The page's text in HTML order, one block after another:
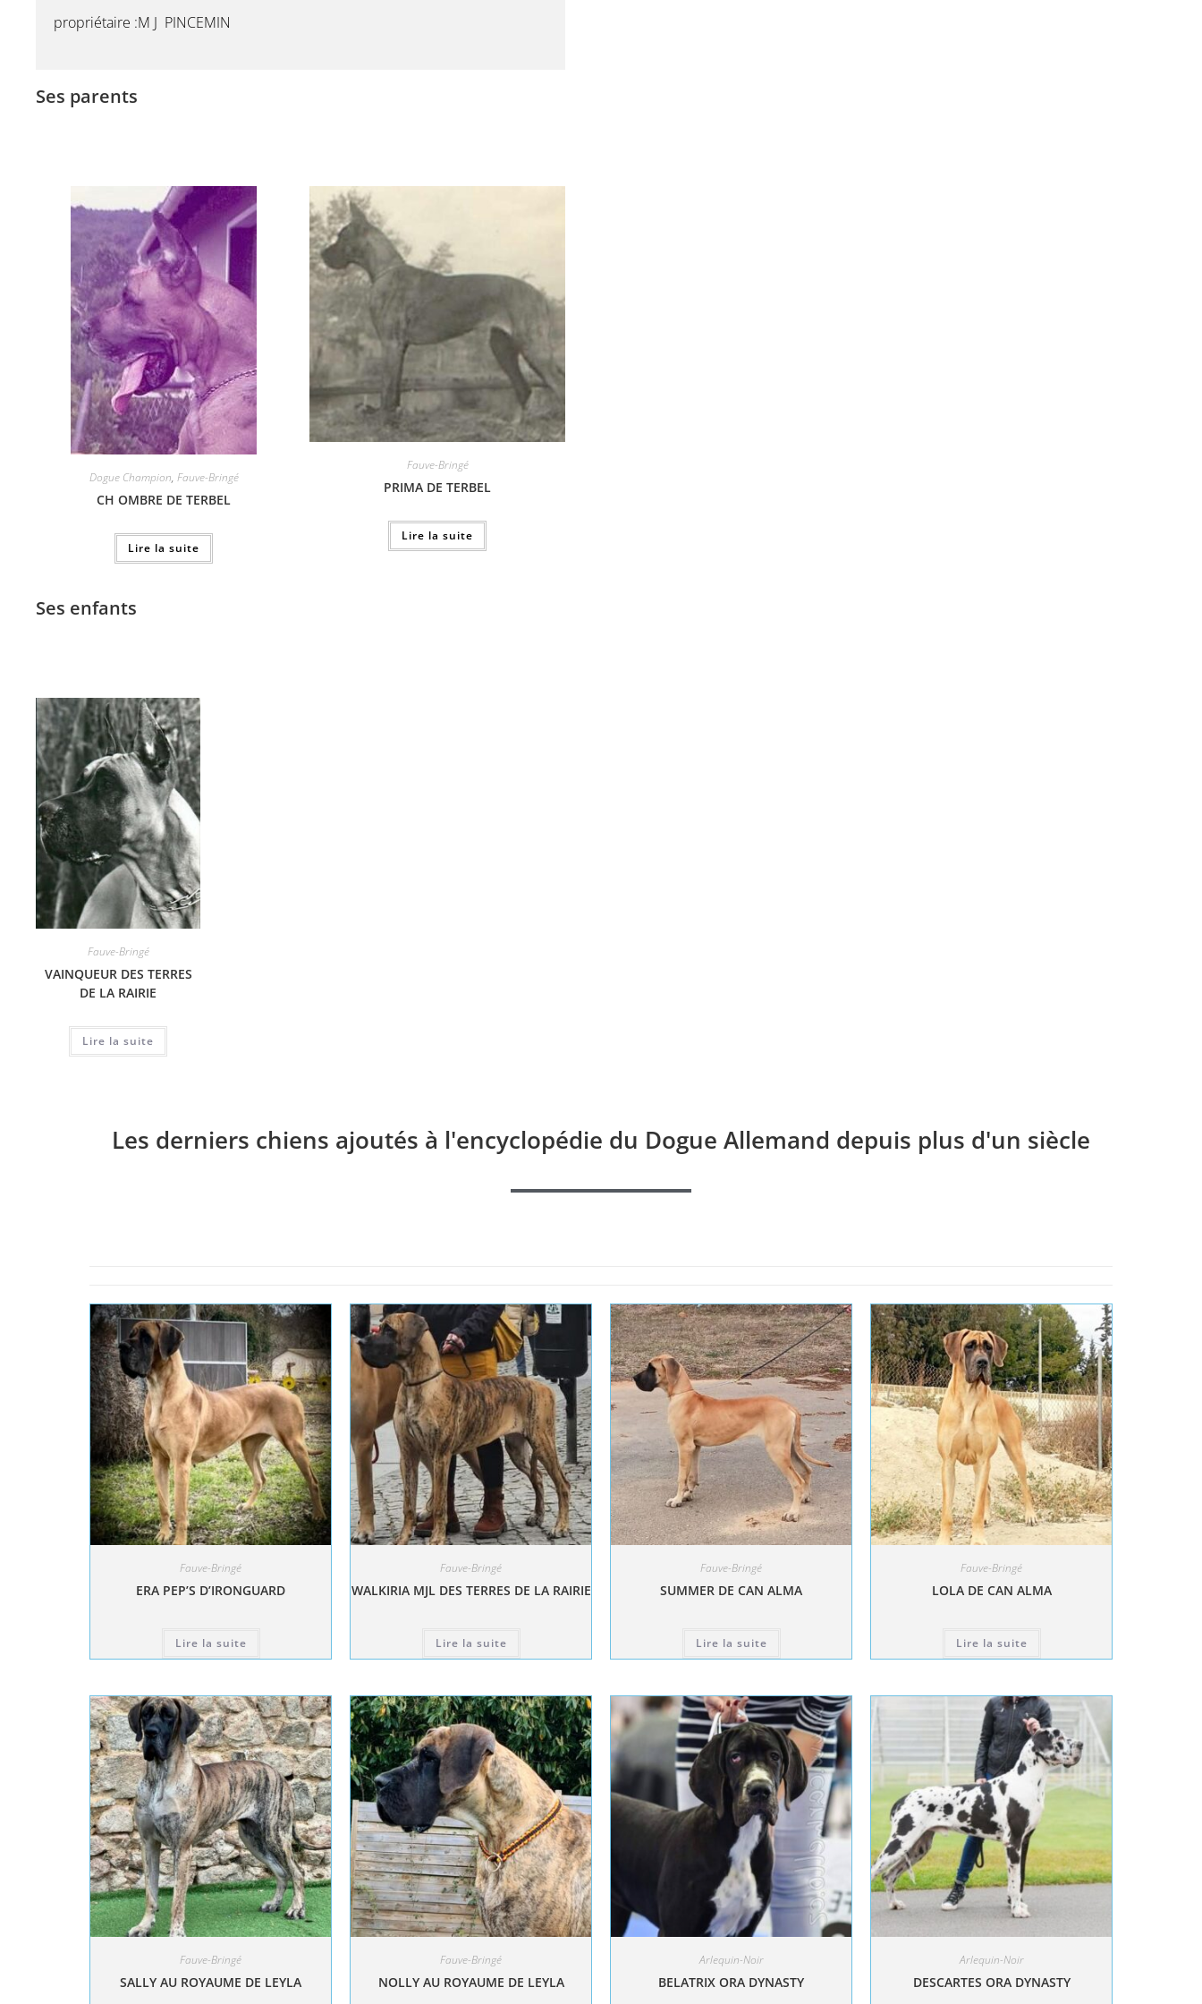
propriétaire :M J PINCEMIN
Ses parents
Dogue Champion, Fauve-Bringé
CH OMBRE DE TERBEL
Lire la suite
Fauve-Bringé
PRIMA DE TERBEL
Lire la suite
Ses enfants
Fauve-Bringé
VAINQUEUR DES TERRES
DE LA RAIRIE
Lire la suite
Les derniers chiens ajoutés à l'encyclopédie du Dogue Allemand depuis plus d'un siècle
Fauve-Bringé
ERA PEP’S D’IRONGUARD
Lire la suite
Fauve-Bringé
WALKIRIA MJL DES TERRES DE LA RAIRIE
Lire la suite
Fauve-Bringé
SUMMER DE CAN ALMA
Lire la suite
Fauve-Bringé
LOLA DE CAN ALMA
Lire la suite
Fauve-Bringé
SALLY AU ROYAUME DE LEYLA
Fauve-Bringé
NOLLY AU ROYAUME DE LEYLA
Arlequin-Noir
BELATRIX ORA DYNASTY
Arlequin-Noir
DESCARTES ORA DYNASTY